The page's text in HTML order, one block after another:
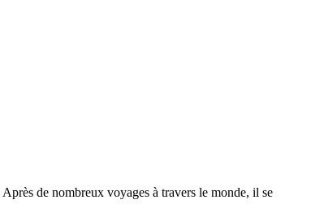
de nombreux voyages à travers le monde, il se